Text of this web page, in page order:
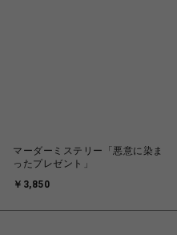
マーダーミステリー「悪意に染ま
ったプレゼント」
￥3,850